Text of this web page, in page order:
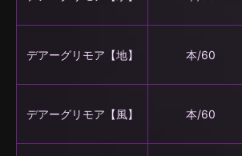
デアーグリモア【地】 本/60
デアーグリモア【風】 本/60